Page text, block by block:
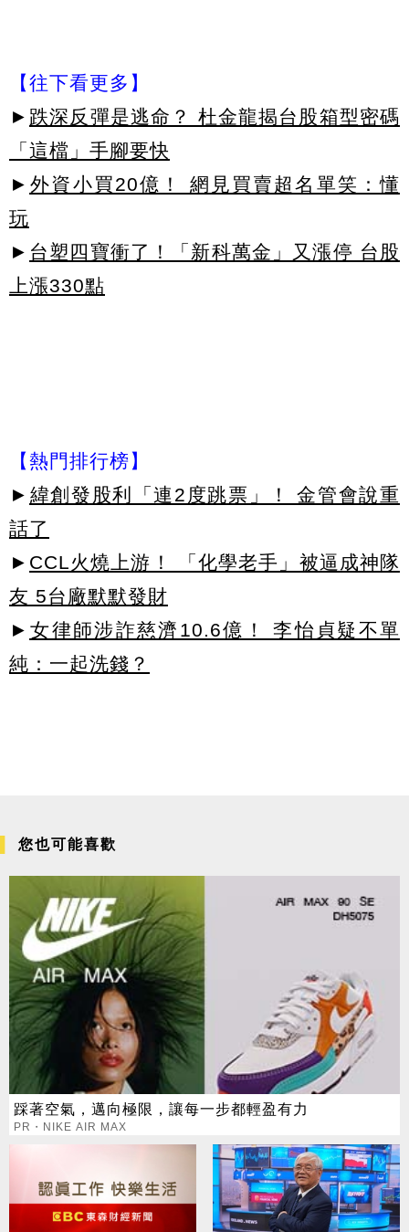
【往下看更多】
► 跌深反彈是逃命？ 杜金龍揭台股箱型密碼
「這檔」手腳要快
► 外資小買20億！ 網見買賣超名單笑：懂
玩
► 台塑四寶衝了！「新科萬金」又漲停 台股
上漲330點
【熱門排行榜】
► 緯創發股利「連2度跳票」！ 金管會說重
話了
► CCL火燒上游！ 「化學老手」被逼成神隊
友 5台廠默默發財
► 女律師涉詐慈濟10.6億！ 李怡貞疑不單
純：一起洗錢？
您也可能喜歡
踩著空氣，邁向極限，讓每一步都輕盈有力
PR・NIKE AIR MAX